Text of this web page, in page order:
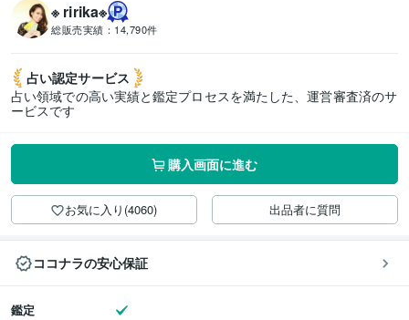
※ ririka※
総販売実績： 14,790件
占い認定サービス
占い領域での高い実績と鑑定プロセスを満たした、運営審査済のサ
ービスです
購入画面に進む
お気に入り(4060) 出品者に質問
ココナラの安心保証
鑑定